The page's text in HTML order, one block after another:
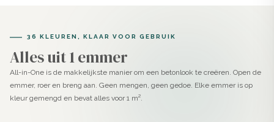
36 KLEUREN, KLAAR VOOR GEBRUIK
Alles uit 1 emmer
All-in-One is de makkelijkste manier om een betonlook te creëren. Open de
emmer, roer en breng aan. Geen mengen, geen gedoe. Elke emmer is op
kleur gemengd en bevat alles voor 1 m².